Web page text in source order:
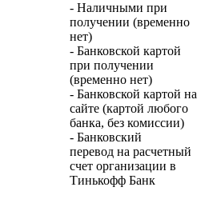
- Наличными при
получении (временно
нет)
- Банковской картой
при получении
(временно нет)
- Банковской картой на
сайте (картой любого
банка, без комиссии)
- Банковский
перевод на расчетный
счет организации в
Тинькофф Банк